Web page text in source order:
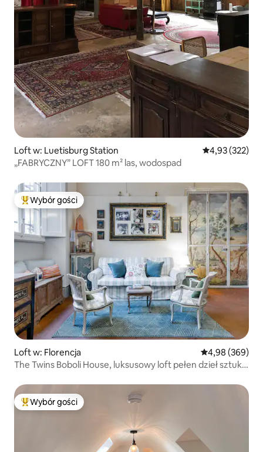
Loft w: Luetisburg Station Średnia
4,93 (322)
„FABRYCZNY” LOFT 180 m² las, wodospad
Najpopularniejsze z kategorii Wybór gości
Wybór gości
Loft w: Florencja Średnia
4,98 (369)
The Twins Boboli House, luksusowy loft pełen dzieł sztuki
Najpopularniejsze z kategorii Wybór gości
Wybór gości